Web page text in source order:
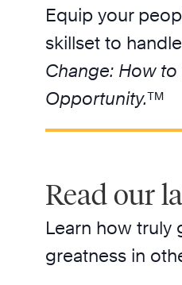
Equip your
skillset to
Change: How
Opportunity.™
Read our
Learn how truly
greatness in